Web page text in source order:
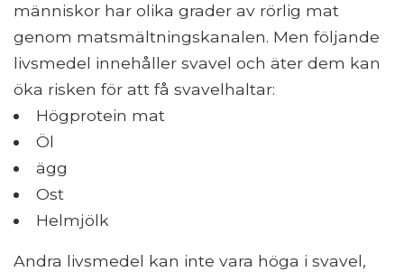
människor har olika grader av rörlig mat
genom matsmältningskanalen. Men följande
livsmedel innehåller svavel och äter dem kan
öka risken för att få svavelhaltar:
Högprotein mat
Öl
ägg
Ost
Helmjölk
Andra livsmedel kan inte vara höga i svavel,